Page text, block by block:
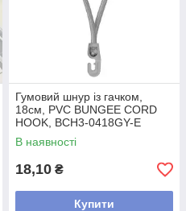
Гумовий шнур із гачком,
18см, PVC BUNGEE CORD
HOOK, BCH3-0418GY-E
В наявності
18,10 ₴
Купити